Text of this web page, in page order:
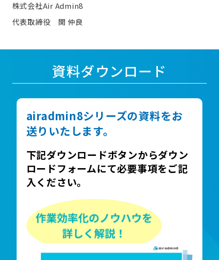
株式会社Air Admin8
代表取締役 関 仲良
資料ダウンロード
airadmin8シリーズの資料をお
送りいたします。
下記ダウンロードボタンからダウン
ロードフォームにて必要事項をご記
入ください。